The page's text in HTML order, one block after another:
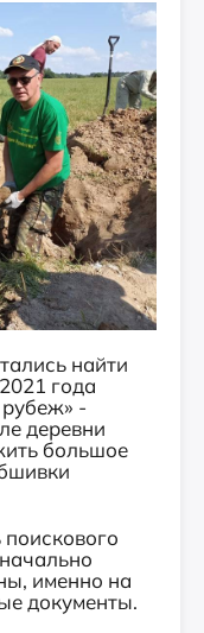
найти
года
-
деревни
большое
именно на
документы.